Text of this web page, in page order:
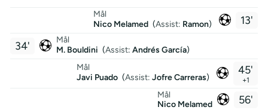
13'
Mål
Nico Melamed (Assist: Ramon)
Mål
M. Bouldini (Assist: Andrés García)
34'
45'
+1
Mål
Javi Puado (Assist: Jofre Carreras)
56'
Mål
Nico Melamed